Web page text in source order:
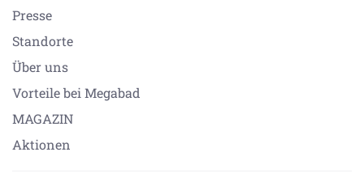
Presse
Standorte
Über uns
Vorteile bei Megabad
MAGAZIN
Aktionen